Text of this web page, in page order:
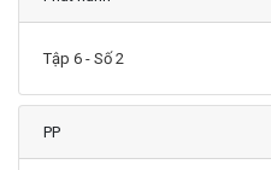
Tập 6 - Số 2
PP